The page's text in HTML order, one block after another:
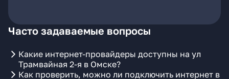
Часто задаваемые вопросы
Какие интернет-провайдеры доступны на ул
Трамвайная 2-я в Омске?
Как проверить, можно ли подключить интернет в